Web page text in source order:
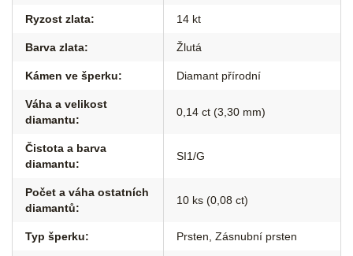
Ryzost zlata: 14 kt
Barva zlata: Žlutá
Kámen ve šperku: Diamant přírodní
Váha a velikost
diamantu:
0,14 ct (3,30 mm)
Čistota a barva
diamantu:
SI1/G
Počet a váha ostatních
diamantů:
10 ks (0,08 ct)
Typ šperku: Prsten Zásnubní prsten